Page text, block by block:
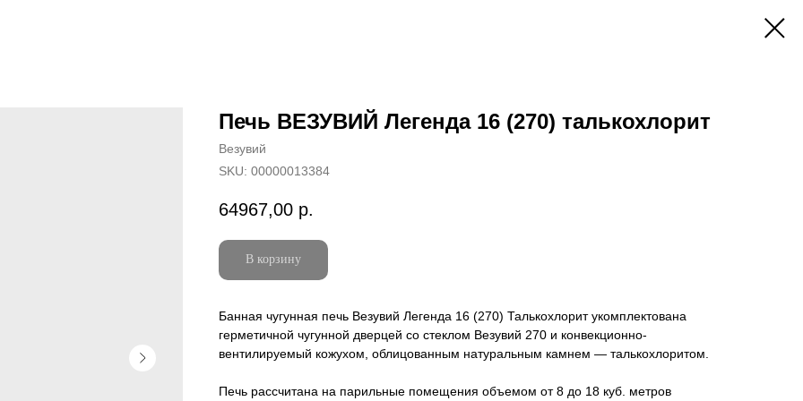
Печь ВЕЗУВИЙ Легенда 16 (270) талькохлорит
Везувий
SKU: 00000013384
64967,00 р.
В корзину
Банная чугунная печь Везувий Легенда 16 (270) Талькохлорит укомплектована
герметичной чугунной дверцей со стеклом Везувий 270 и конвекционно-
вентилируемый кожухом, облицованным натуральным камнем — талькохлоритом.
Печь рассчитана на парильные помещения объемом от 8 до 18 куб. метров